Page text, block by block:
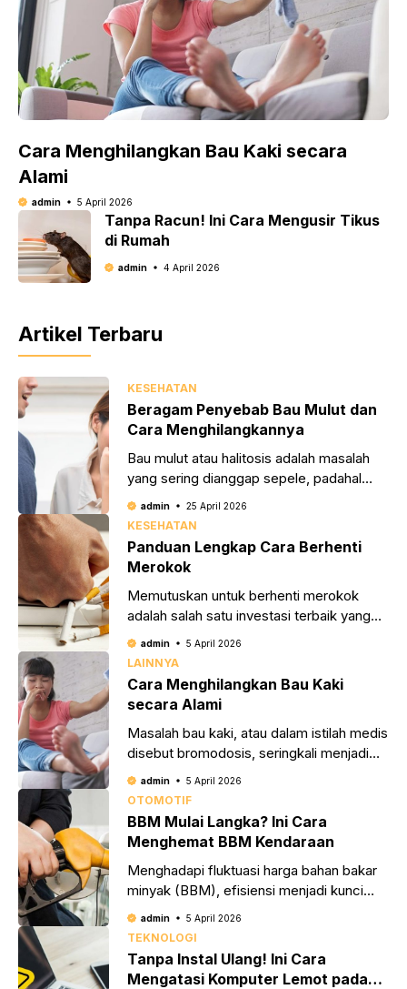
Cara Menghilangkan Bau Kaki secara
Alami
admin 5 April 2026
Tanpa Racun! Ini Cara Mengusir Tikus
di Rumah
admin 4 April 2026
Artikel Terbaru
KESEHATAN
Beragam Penyebab Bau Mulut dan
Cara Menghilangkannya
Bau mulut atau halitosis adalah masalah
yang sering dianggap sepele, padahal
dampaknya bisa cukup besar terhadap
kepercayaan diri. Banyak orang tidak
menyadari bahwa aroma tidak
admin 25 April 2026
KESEHATAN
Panduan Lengkap Cara Berhenti
Merokok
Memutuskan untuk berhenti merokok
adalah salah satu investasi terbaik yang
bisa Anda berikan untuk kesehatan jangka
panjang. Rokok mengandung ribuan zat
kimia berbahaya yang tidak
admin 5 April 2026
LAINNYA
Cara Menghilangkan Bau Kaki
secara Alami
Masalah bau kaki, atau dalam istilah medis
disebut bromodosis, seringkali menjadi
penghalang kepercayaan diri, terutama
saat kita harus melepas sepatu di tempat
umum. Bau yang
admin 5 April 2026
OTOMOTIF
BBM Mulai Langka? Ini Cara
Menghemat BBM Kendaraan
Menghadapi fluktuasi harga bahan bakar
minyak (BBM), efisiensi menjadi kunci
utama bagi setiap pemilik kendaraan.
Konsumsi bahan bakar yang boros sering
kali bukan disebabkan oleh
admin 5 April 2026
TEKNOLOGI
Tanpa Instal Ulang! Ini Cara
Mengatasi Komputer Lemot pada